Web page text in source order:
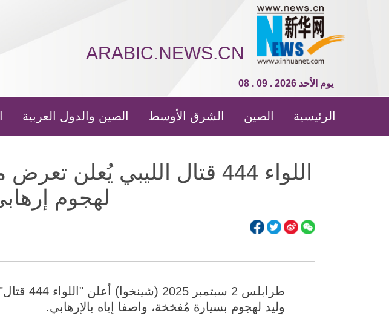
ARABIC.NEWS.CN
08 . 09 . 2026 يوم الأحد
الرئيسية الصين الشرق الأوسط الصين والدول العربية
اللواء 444 قتال الليبي
لهجوم
طرابلس
وليد لهجوم بسيارة مُفخخة، واصفا إياه بالإرهابي.